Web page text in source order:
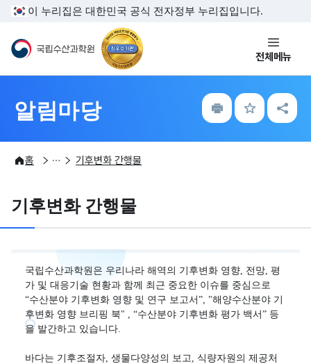
주메뉴 바로가기
본문내용 바로가기
이 누리집은 대한민국 공식 전자정부 누리집입니다.
국립수산과학원
전체메뉴
알림마당
인
쇄
즐
겨
공
유
홈
알림마당
간행물
해양환경 기후변화 간행물
기후변화 간행물
국립수산과학원은 우리나라 해역의 기후변화 영향, 전망, 평
가 및 대응기술 현황과 함께 최근 중요한 이슈를 중심으로
“수산분야 기후변화 영향 및 연구 보고서”, "해양수산분야 기
후변화 영향 브리핑 북" , “수산분야 기후변화 평가 백서” 등
을 발간하고 있습니다.
바다는 기후조절자, 생물다양성의 보고, 식량자원의 제공처